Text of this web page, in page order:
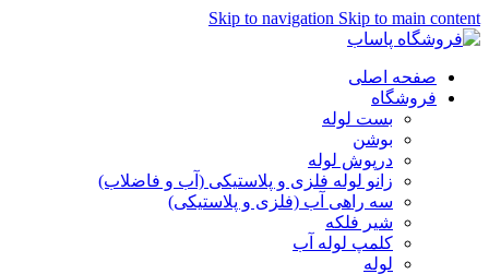
Skip to navigation Skip to main content
صفحه اصلی
فروشگاه
بست لوله
بوشن
درپوش لوله
زانو لوله فلزی و پلاستیکی (آب و فاضلاب)
سه راهی آب (فلزی و پلاستیکی)
شیر فلکه
کلمپ لوله آب
لوله